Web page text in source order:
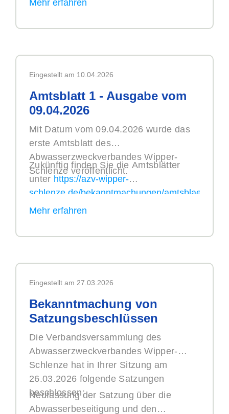
Eingestellt am 10.04.2026
Amtsblatt 1 - Ausgabe vom
09.04.2026
Mit Datum vom 09.04.2026 wurde das
erste Amtsblatt des
Abwasserzweckverbandes Wipper-
Schlenze veröffentlicht.
Zukünftig finden Sie die Amtsblätter
unter https://azv-wipper-
schlenze.de/bekanntmachungen/
.
Eingestellt am 27.03.2026
Bekanntmachung von
Satzungsbeschlüssen
Die Verbandsversammlung des
Abwasserzweckverbandes Wipper-
Schlenze hat in Ihrer Sitzung am
26.03.2026 folgende Satzungen
beschlossen:
Neufassung der Satzung über die
Abwasserbeseitigung und den